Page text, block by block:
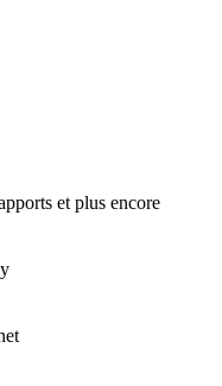
et plus encore